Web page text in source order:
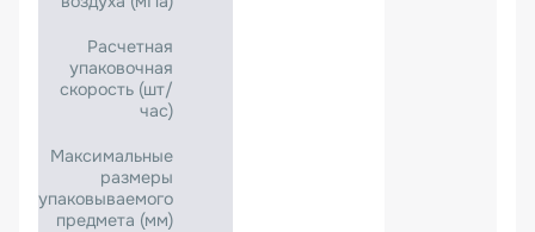
Расчетная
упаковочная
скорость (шт/
час)
Максимальные
размеры
упаковываемого
предмета (мм)